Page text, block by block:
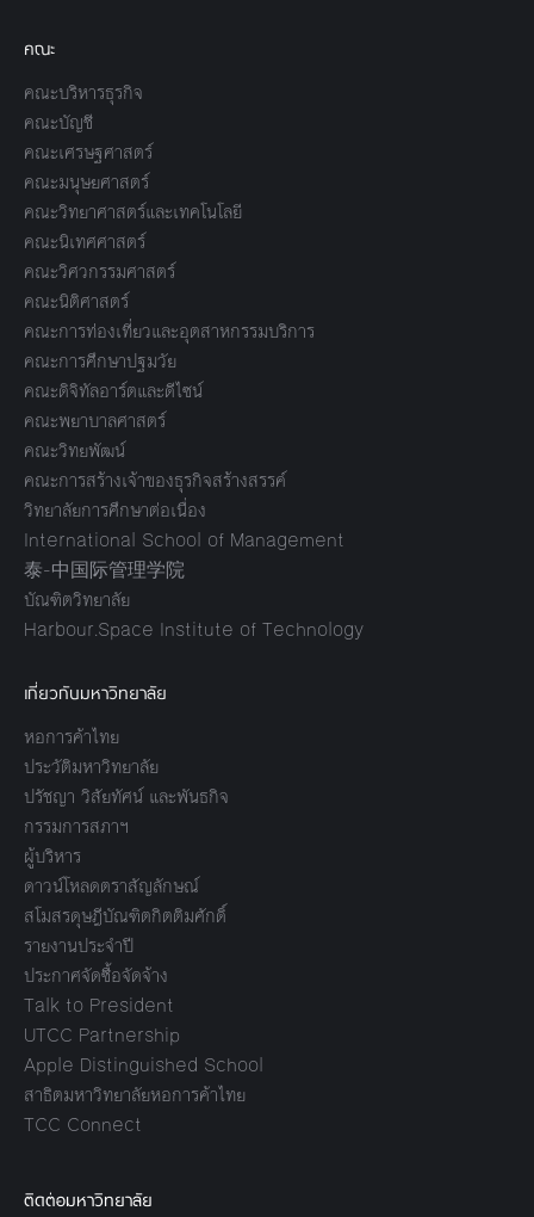
คณะ
คณะบริหารธุรกิจ
คณะบัญชี
คณะเศรษฐศาสตร์
คณะมนุษยศาสตร์
คณะวิทยาศาสตร์และเทคโนโลยี
คณะนิเทศศาสตร์
คณะวิศวกรรมศาสตร์
คณะนิติศาสตร์
คณะการท่องเที่ยวและอุตสาหกรรมบริการ
คณะการศึกษาปฐมวัย
คณะดิจิทัลอาร์ตและดีไซน์
คณะพยาบาลศาสตร์
คณะวิทยพัฒน์
คณะการสร้างเจ้าของธุรกิจสร้างสรรค์
วิทยาลัยการศึกษาต่อเนื่อง
International School of Management
泰-中国际管理学院
บัณฑิตวิทยาลัย
Harbour.Space Institute of Technology
เกี่ยวกับมหาวิทยาลัย
หอการค้าไทย
ประวัติมหาวิทยาลัย
ปรัชญา วิสัยทัศน์ และพันธกิจ
กรรมการสภาฯ
ผู้บริหาร
ดาวน์โหลดตราสัญลักษณ์
สโมสรดุษฎีบัณฑิตกิตติมศักดิ์
รายงานประจำปี
ประกาศจัดซื้อจัดจ้าง
Talk to President
UTCC Partnership
Apple Distinguished School
สาธิตมหาวิทยาลัยหอการค้าไทย
TCC Connect
ติดต่อมหาวิทยาลัย